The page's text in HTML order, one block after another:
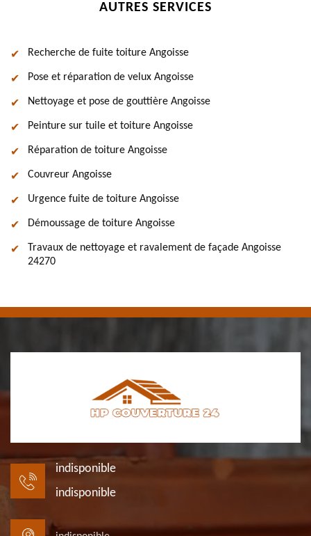
AUTRES SERVICES
Recherche de fuite toiture Angoisse
Pose et réparation de velux Angoisse
Nettoyage et pose de gouttière Angoisse
Peinture sur tuile et toiture Angoisse
Réparation de toiture Angoisse
Couvreur Angoisse
Urgence fuite de toiture Angoisse
Démoussage de toiture Angoisse
Travaux de nettoyage et ravalement de façade Angoisse
24270
indisponible
indisponible